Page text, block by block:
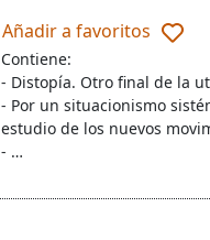
Añadir a favoritos
Contiene:
- Distopía. Otro final de la
- Por un situacionismo
estudio de los nuevos
- …